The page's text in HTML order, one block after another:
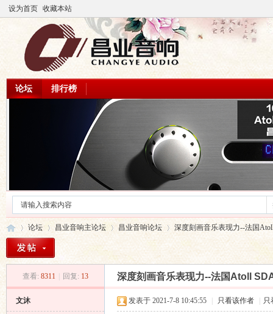
设为首页 收藏本站
论坛 排行榜
论坛
›
昌业音响主论坛 昌业音响论坛
›
深度刻画音乐表现力--法国
查看: 8311 回复: 13 深度刻画音乐表现力--法国Atoll
文沐 发表于 2021-7-8 10:45:55 只看该作者 只